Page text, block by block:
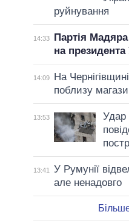
руйнування
14:33
Партія
на
14:09
На
поблизу
13:53
Удар
13:41
У Румунії
але ненадовго